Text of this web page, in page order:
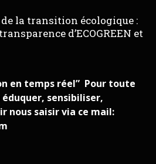
la transition écologique :
d’ECOGREEN et
en temps réel” Pour toute
sensibiliser,
nous saisir via ce mail: